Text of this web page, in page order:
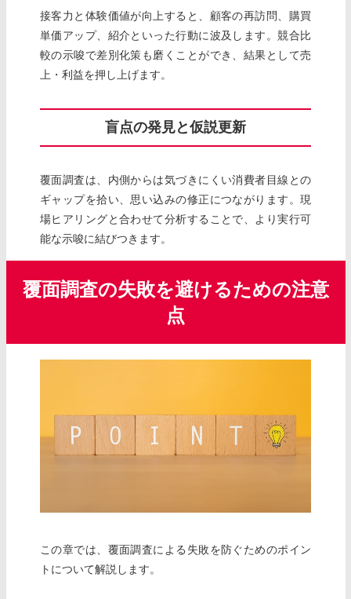
接客力と体験価値が向上すると、顧客の再訪問、購買
単価アップ、紹介といった行動に波及します。競合比
較の示唆で差別化策も磨くことができ、結果として売
上・利益を押し上げます。
盲点の発見と仮説更新
覆面調査は、内側からは気づきにくい消費者目線との
ギャップを拾い、思い込みの修正につながります。現
場ヒアリングと合わせて分析することで、より実行可
能な示唆に結びつきます。
覆面調査の失敗を避けるための注意
点
この章では、覆面調査による失敗を防ぐためのポイン
トについて解説します。